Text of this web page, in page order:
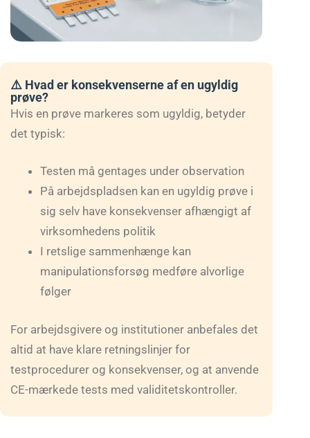
⚠️ Hvad er konsekvenserne af en ugyldig
prøve?
Hvis en prøve markeres som ugyldig, betyder
det typisk:
Testen må gentages under observation
På arbejdspladsen kan en ugyldig prøve i
sig selv have konsekvenser afhængigt af
virksomhedens politik
I retslige sammenhænge kan
manipulationsforsøg medføre alvorlige
følger
For arbejdsgivere og institutioner anbefales det
altid at have klare retningslinjer for
testprocedurer og konsekvenser, og at anvende
CE-mærkede tests med validitetskontroller.